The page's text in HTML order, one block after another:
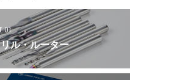
01
リル・ルーター